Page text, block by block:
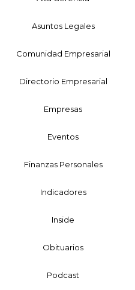
Asuntos Legales
Comunidad Empresarial
Directorio Empresarial
Empresas
Eventos
Finanzas Personales
Indicadores
Inside
Obituarios
Podcast